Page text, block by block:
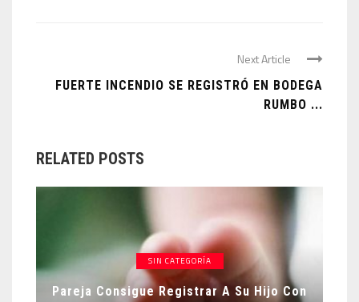
Next Article
FUERTE INCENDIO SE REGISTRÓ EN BODEGA
RUMBO ...
RELATED POSTS
SIN CATEGORÍA
Pareja Consigue Registrar A Su Hijo Con